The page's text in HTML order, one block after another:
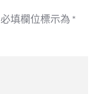
必填欄位標示為 *